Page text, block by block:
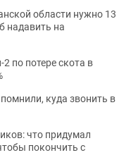
области нужно 13
надавить на
по потере скота в
куда звонить в
что придумал
покончить с